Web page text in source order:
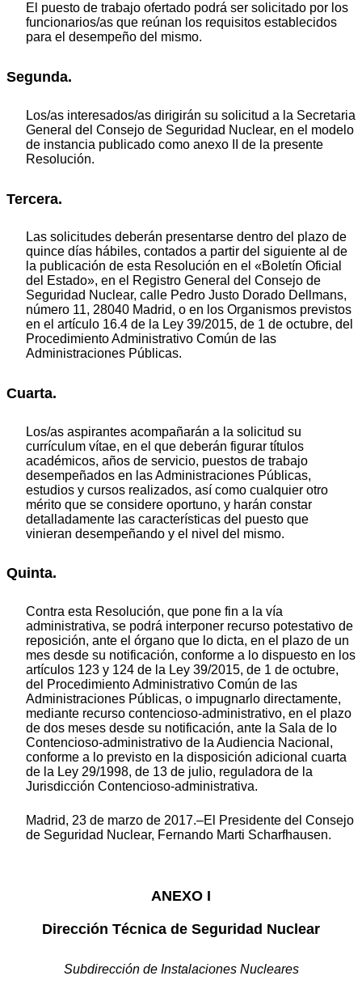
El puesto de trabajo ofertado podrá ser solicitado por los
funcionarios/as que reúnan los requisitos establecidos
para el desempeño del mismo.
Segunda.
Los/as interesados/as dirigirán su solicitud a la Secretaria
General del Consejo de Seguridad Nuclear, en el modelo
de instancia publicado como anexo II de la presente
Resolución.
Tercera.
Las solicitudes deberán presentarse dentro del plazo de
quince días hábiles, contados a partir del siguiente al de
la publicación de esta Resolución en el «Boletín Oficial
del Estado», en el Registro General del Consejo de
Seguridad Nuclear, calle Pedro Justo Dorado Dellmans,
número 11, 28040 Madrid, o en los Organismos previstos
en el artículo 16.4 de la Ley 39/2015, de 1 de octubre, del
Procedimiento Administrativo Común de las
Administraciones Públicas.
Cuarta.
Los/as aspirantes acompañarán a la solicitud su
currículum vítae, en el que deberán figurar títulos
académicos, años de servicio, puestos de trabajo
desempeñados en las Administraciones Públicas,
estudios y cursos realizados, así como cualquier otro
mérito que se considere oportuno, y harán constar
detalladamente las características del puesto que
vinieran desempeñando y el nivel del mismo.
Quinta.
Contra esta Resolución, que pone fin a la vía
administrativa, se podrá interponer recurso potestativo de
reposición, ante el órgano que lo dicta, en el plazo de un
mes desde su notificación, conforme a lo dispuesto en los
artículos 123 y 124 de la Ley 39/2015, de 1 de octubre,
del Procedimiento Administrativo Común de las
Administraciones Públicas, o impugnarlo directamente,
mediante recurso contencioso-administrativo, en el plazo
de dos meses desde su notificación, ante la Sala de lo
Contencioso-administrativo de la Audiencia Nacional,
conforme a lo previsto en la disposición adicional cuarta
de la Ley 29/1998, de 13 de julio, reguladora de la
Jurisdicción Contencioso-administrativa.
Madrid, 23 de marzo de 2017.–El Presidente del Consejo
de Seguridad Nuclear, Fernando Marti Scharfhausen.
ANEXO I
Dirección Técnica de Seguridad Nuclear
Subdirección de Instalaciones Nucleares